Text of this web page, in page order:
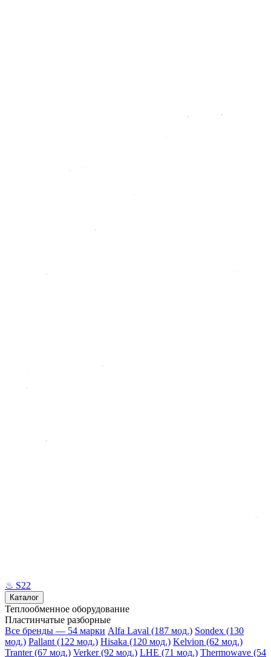
♨ S22
Каталог
Теплообменное оборудование
Пластинчатые разборные
Все бренды — 54 марки Alfa Laval (187 мод.) Sondex (130
мод.) Pallant (122 мод.) Hisaka (120 мод.) Kelvion (62 мод.)
Tranter (67 мод.) Verker (92 мод.) LHE (71 мод.) Thermowave (54